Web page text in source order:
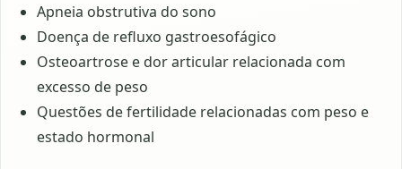
Apneia obstrutiva do sono
Doença de refluxo gastroesofágico
Osteoartrose e dor articular relacionada com
excesso de peso
Questões de fertilidade relacionadas com peso e
estado hormonal